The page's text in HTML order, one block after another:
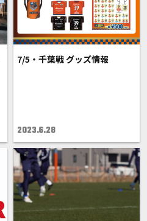
7/5・千葉戦 グッズ情報
2023.6.28